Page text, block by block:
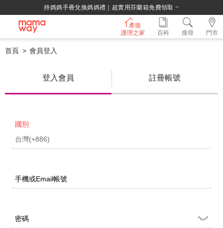
持媽媽手冊兌換媽媽禮｜超實用芬蘭箱免費領取 ~
產後
護理之家
門市
百科 搜尋
首頁 會員登入
登入會員 註冊帳號
國別
手機或Email帳號
密碼